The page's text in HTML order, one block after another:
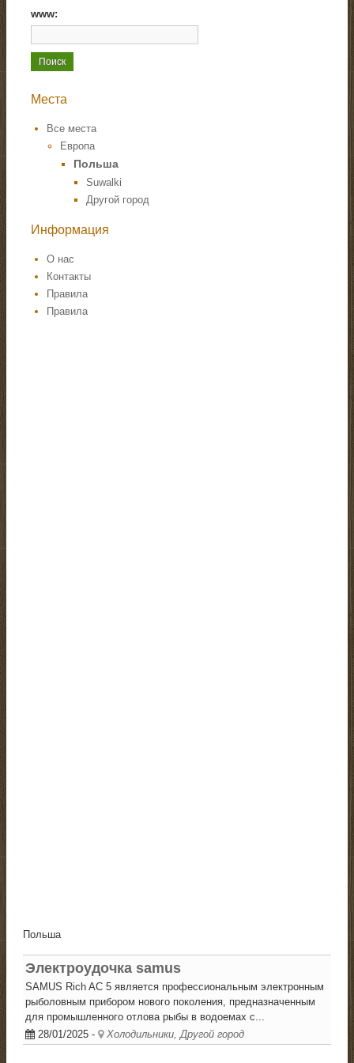
www:
Места
Все места
Европа
Польша
Suwalki
Другой город
Информация
О нас
Контакты
Правила
Правила
Польша
Электроудочка samus
SAMUS Rich AC 5 является профессиональным электронным
рыболовным прибором нового поколения, предназначенным
для промышленного отлова рыбы в водоемах с...
28/01/2025- Холодильники, Другой город